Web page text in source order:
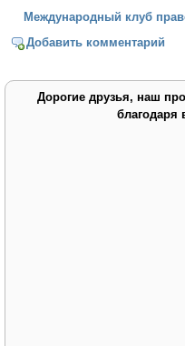
Международный клуб
Добавить комментарий
Дорогие друзья, наш
благодаря